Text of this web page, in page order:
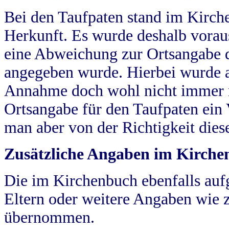
Bei den Taufpaten stand im
Herkunft. Es wurde deshalb
eine Abweichung zur
angegeben wurde. Hierbei wurde
Annahme doch wohl nicht
Ortsangabe für den Taufpaten
man aber von der Richtigkeit
Zusätzliche Angaben im
Die im Kirchenbuch ebenfalls
Eltern oder weitere Angaben wie
übernommen.